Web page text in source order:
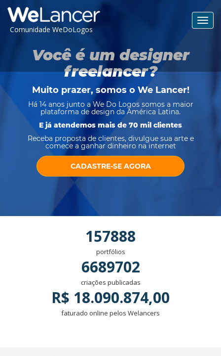
Comunidade WeDoLogos
Você é um designer
freelancer?
Muito prazer, somos o We Lancer!
Há 14 anos junto a We Do Logos somos a maior
plataforma de design da América Latina.
E já atendemos mais de 70 mil clientes
Receba proposta de clientes, divulgue sua arte e
comece a ganhar dinheiro na internet
CADASTRE-SE AGORA
157888
portfólios
6689702
criações publicadas
R$ 18.090.874,00
faturado online pelos Welancers